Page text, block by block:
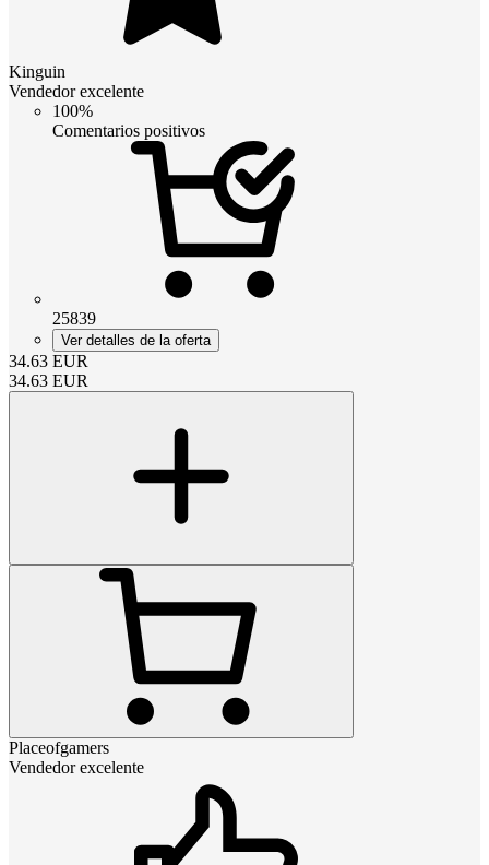
Kinguin
Vendedor excelente
100%
Comentarios positivos
25839
Ver detalles de la oferta
34.63 EUR
34.63 EUR
Placeofgamers
Vendedor excelente